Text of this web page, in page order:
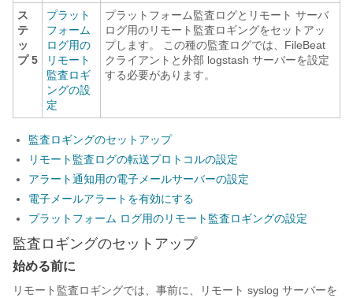
ス
テ
ッ
プ 5
プラット
フォーム
ログ用の
リモート
監査ロギ
ングの設
定
プラットフォーム監査ログとリモート サーバ
ログ用のリモート監査ロギングをセットアッ
プします。 この種の監査ログでは、FileBeat
クライアントと外部 logstash サーバーを設定
する必要があります。
監査ロギングのセットアップ
リモート監査ログの転送プロトコルの設定
アラート通知用の電子メールサーバーの設定
電子メールアラートを有効にする
プラットフォーム ログ用のリモート監査ロギングの設定
監査ロギングのセットアップ
始める前に
リモート監査ロギングでは、事前に、リモート syslog サーバーを